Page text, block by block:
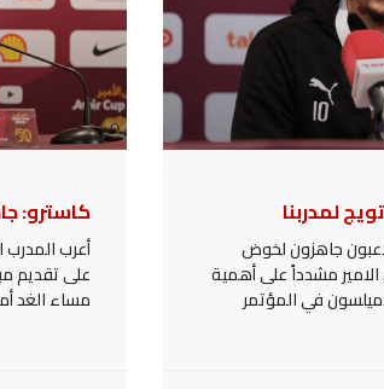
لمدربنا
جاهزون لخوض
الامير مشدداً على أهمية
في المؤتمر
كاسترو:
أعرب
على تقديم
مساء الغد